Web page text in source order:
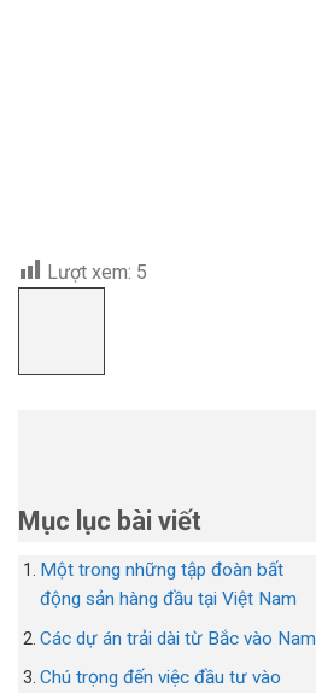
Lượt xem: 5
Mục lục bài viết
Một trong những tập đoàn bất
động sản hàng đầu tại Việt Nam
Các dự án trải dài từ Bắc vào Nam
Chú trọng đến việc đầu tư vào